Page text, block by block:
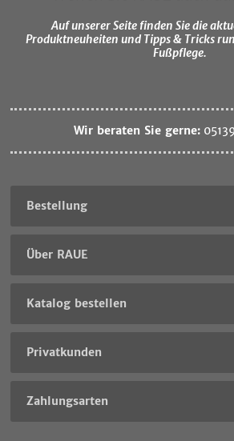
Auf unserer Seite finden Sie die
Produktneuheiten und Tipps & Tricks
Fußpflege.
Wir beraten Sie gerne:
Bestellung
Über RAUE
Katalog bestellen
Privatkunden
Zahlungsarten